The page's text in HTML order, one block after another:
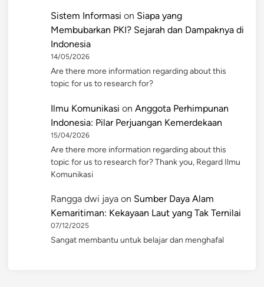
Sistem Informasi on Siapa yang
Membubarkan PKI? Sejarah dan Dampaknya di
Indonesia
14/05/2026
Are there more information regarding about this
topic for us to research for?
Ilmu Komunikasi on Anggota Perhimpunan
Indonesia: Pilar Perjuangan Kemerdekaan
15/04/2026
Are there more information regarding about this
topic for us to research for? Thank you, Regard Ilmu
Komunikasi
Rangga dwi jaya on Sumber Daya Alam
Kemaritiman: Kekayaan Laut yang Tak Ternilai
07/12/2025
Sangat membantu untuk belajar dan menghafal